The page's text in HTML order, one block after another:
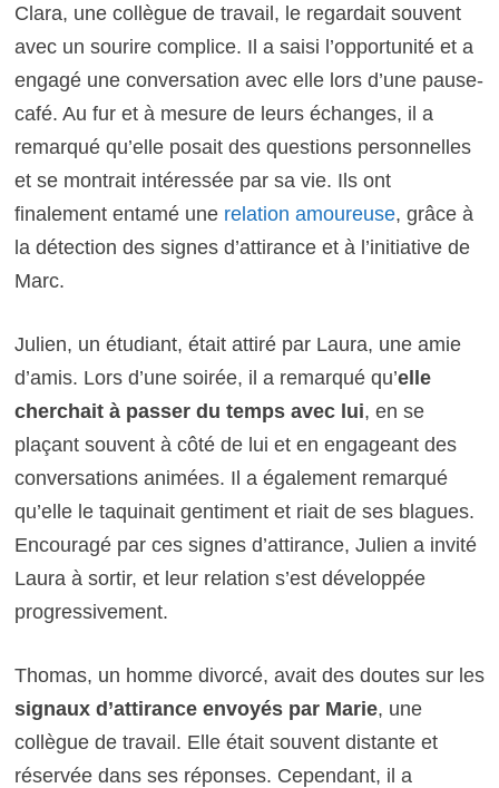
Clara, une collègue de travail, le regardait souvent
avec un sourire complice. Il a saisi l’opportunité et a
engagé une conversation avec elle lors d’une pause-
café. Au fur et à mesure de leurs échanges, il a
remarqué qu’elle posait des questions personnelles
et se montrait intéressée par sa vie. Ils ont
finalement entamé une relation amoureuse, grâce à
la détection des signes d’attirance et à l’initiative de
Marc.
Julien, un étudiant, était attiré par Laura, une amie
d’amis. Lors d’une soirée, il a remarqué qu’elle
cherchait à passer du temps avec lui, en se
plaçant souvent à côté de lui et en engageant des
conversations animées. Il a également remarqué
qu’elle le taquinait gentiment et riait de ses blagues.
Encouragé par ces signes d’attirance, Julien a invité
Laura à sortir, et leur relation s’est développée
progressivement.
Thomas, un homme divorcé, avait des doutes sur les
signaux d’attirance envoyés par Marie, une
collègue de travail. Elle était souvent distante et
réservée dans ses réponses. Cependant, il a